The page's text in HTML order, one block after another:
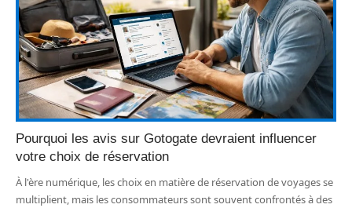
Pourquoi les avis sur Gotogate devraient influencer
votre choix de réservation
À l'ère numérique, les choix en matière de réservation de voyages se
multiplient, mais les consommateurs sont souvent confrontés à des